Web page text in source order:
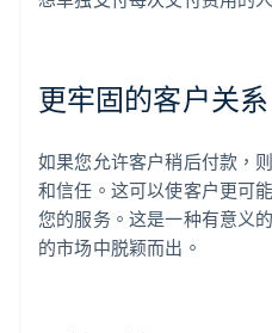
更牢固的客户关系
如果您允许客户稍后付款，
和信任。这可以使客户更可
您的服务。这是一种有意义
的市场中脱颖而出。